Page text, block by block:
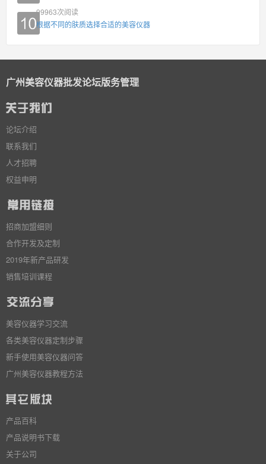
99963次阅读
根据不同的肤质选择合适的美容仪器
广州美容仪器批发论坛版务管理
论坛介绍
联系我们
人才招聘
权益申明
招商加盟细则
合作开发及定制
2019年新产品研发
销售培训课程
美容仪器学习交流
各类美容仪器定制步骤
新手使用美容仪器问答
广州美容仪器教程方法
产品百科
产品说明书下载
关于公司